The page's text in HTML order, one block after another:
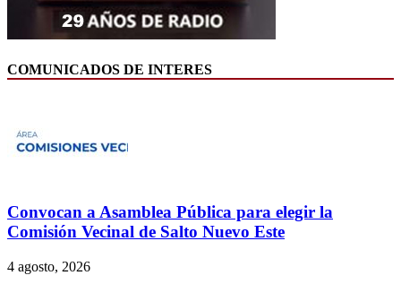
COMUNICADOS DE INTERES
Convocan a Asamblea Pública para elegir la
Comisión Vecinal de Salto Nuevo Este
4 agosto, 2026